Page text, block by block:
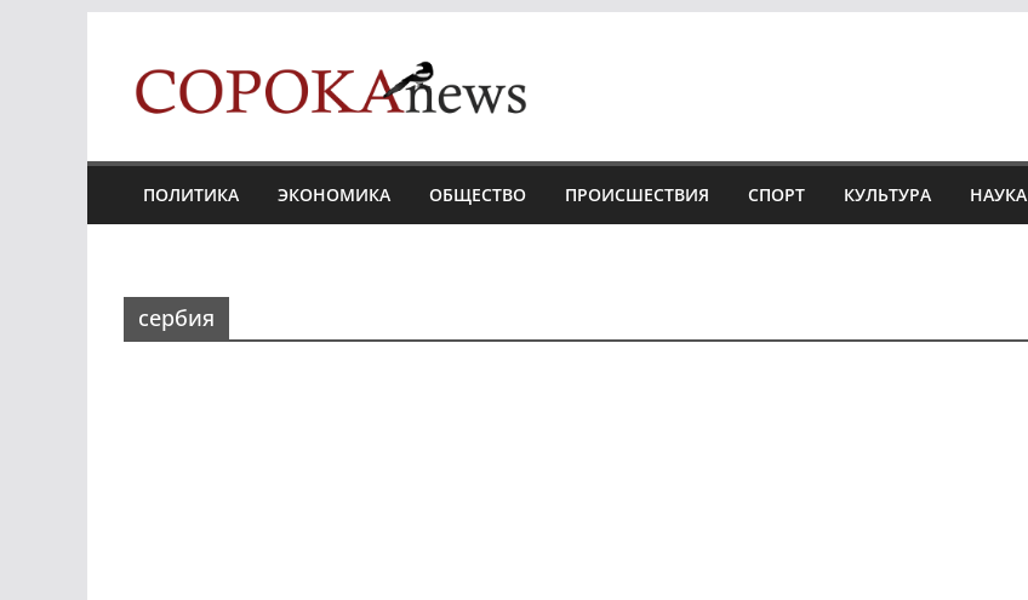
content
ПОЛИТИКА ЭКОНОМИКА ОБЩЕСТВО ПРОИСШЕСТВИЯ СПОРТ КУЛЬТУРА НАУКА
сербия